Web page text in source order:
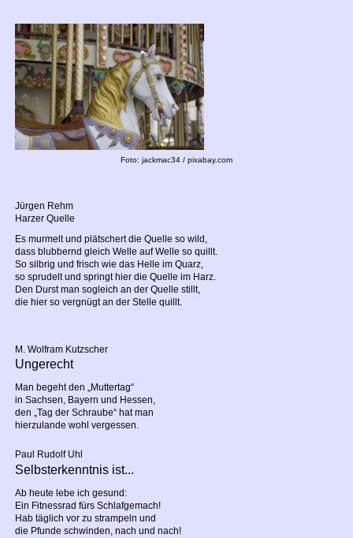
Foto: jackmac34 / pixabay.com
Jürgen Rehm
Harzer Quelle
Es murmelt und plätschert die Quelle so wild,
dass blubbernd gleich Welle auf Welle so quillt.
So silbrig und frisch wie das Helle im Quarz,
so sprudelt und springt hier die Quelle im Harz.
Den Durst man sogleich an der Quelle stillt,
die hier so vergnügt an der Stelle quillt.
M. Wolfram Kutzscher
Ungerecht
Man begeht den „Muttertag“
in Sachsen, Bayern und Hessen,
den „Tag der Schraube“ hat man
hierzulande wohl vergessen.
Paul Rudolf Uhl
Selbsterkenntnis ist...
Ab heute lebe ich gesund:
Ein Fitnessrad fürs Schlafgemach!
Hab täglich vor zu strampeln und
die Pfunde schwinden, nach und nach!